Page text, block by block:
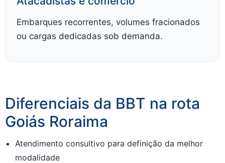
Embarques recorrentes, volumes fracionados
ou cargas dedicadas sob demanda.
Diferenciais da BBT na rota
Goiás Roraima
Atendimento consultivo para definição da melhor
modalidade